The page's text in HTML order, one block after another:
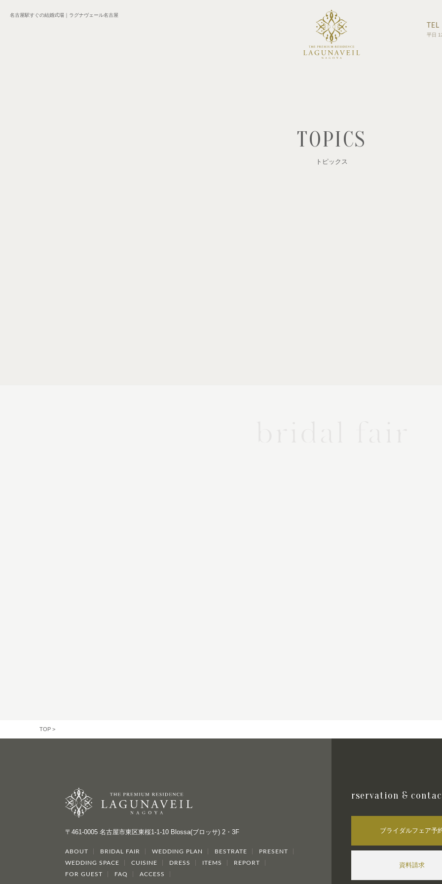
名古屋駅すぐの結婚式場｜ラグナヴェール名古屋
平日
TOPICS
トピックス
TOP >
rservation &
ブライダルフェア予
資料請求
〒461-0005 名古屋市東区東桜1-1-10 Blossa(ブロッサ) 2・3F
ABOUT BRIDAL FAIR WEDDING PLAN BESTRATE
PRESENT
WEDDING SPACE
CUISINE DRESS ITEMS
REPORT
FOR GUEST
FAQ ACCESS